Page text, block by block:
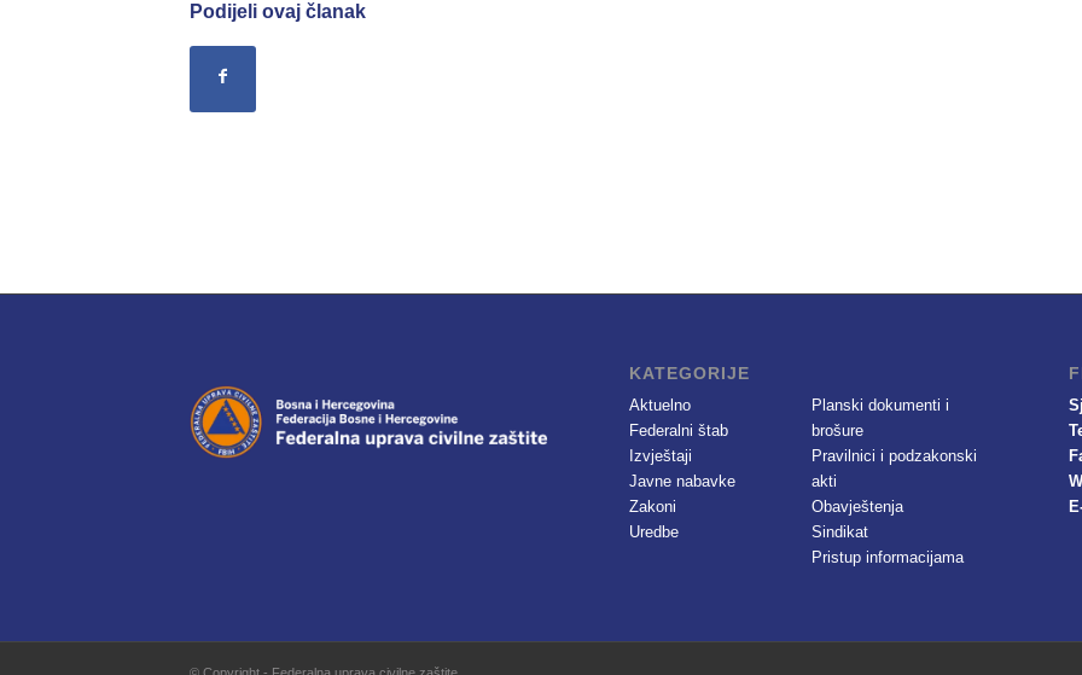
Podijeli ovaj članak
KATEGORIJE
Aktuelno
Federalni štab
Izvještaji
Javne nabavke
Zakoni
Uredbe
Planski dokumenti i
brošure
Pravilnici i podzakonski
akti
Obavještenja
Sindikat
Pristup informacijama
© Copyright - Federalna uprava civilne zaštite